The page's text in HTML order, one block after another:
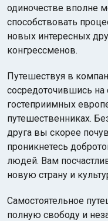
одиночестве вполне
способствовать
новых интересных
конгрессменов.
Путешествуя в
сосредоточившись на
гостеприимных
путешественниках.
друга вы скорее
проникнетесь
людей. Вам
новую страну и
Самостоятельное
полную свободу и